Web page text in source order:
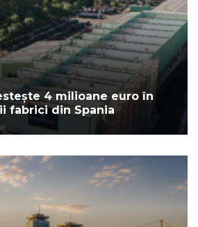
4 milioane euro în
fabrici din Spania